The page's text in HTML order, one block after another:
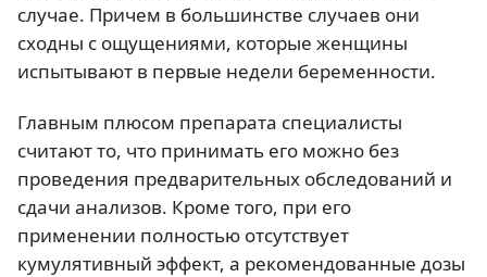
случае. Причем в большинстве случаев они
сходны с ощущениями, которые женщины
испытывают в первые недели беременности.
Главным плюсом препарата специалисты
считают то, что принимать его можно без
проведения предварительных обследований и
сдачи анализов. Кроме того, при его
применении полностью отсутствует
кумулятивный эффект, а рекомендованные дозы